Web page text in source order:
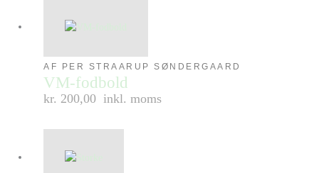
AF PER STRAARUP SØNDERGAARD
VM-fodbold
kr. 200,00 inkl. moms